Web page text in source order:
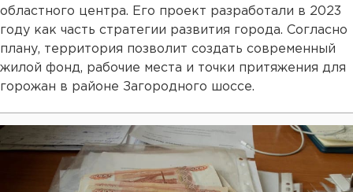
областного центра. Его проект разработали в 2023
году как часть стратегии развития города. Согласно
плану, территория позволит создать современный
жилой фонд, рабочие места и точки притяжения для
горожан в районе Загородного шоссе.